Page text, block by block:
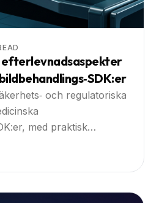
och regulatoriska
med praktisk
lösning som
och andra